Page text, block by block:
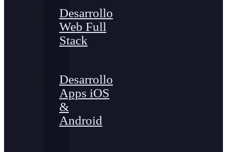
Desarrollo
Web Full
Stack
Desarrollo
Apps iOS
&
Android